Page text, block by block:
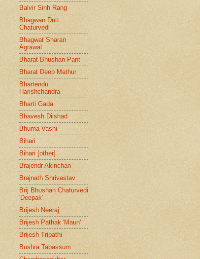
Balvir Sinh Rang
Bhagwan Dutt
Chaturvedi
Bhagwat Sharan
Agrawal
Bharat Bhushan Pant
Bharat Deep Mathur
Bhartendu
Harishchandra
Bharti Gada
Bhavesh Dilshad
Bhuma Vashi
Bihari
Bihari [other]
Brajendr Akinchan
Brajnath Shrivastav
Brij Bhushan Chaturvedi
'Deepak'
Brijesh Neeraj
Brijesh Pathak 'Maun'
Brijesh Tripathi
Bushra Tabassum